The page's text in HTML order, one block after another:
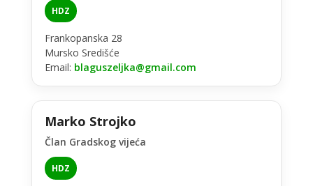
HDZ
Frankopanska 28
Mursko Središće
Email: blaguszeljka@gmail.com
Marko Strojko
Član Gradskog vijeća
HDZ